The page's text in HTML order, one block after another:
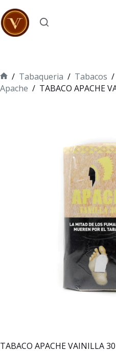
al
contenido
Inicio
/ Tabaqueria / Tabacos /
Apache / TABACO APACHE
TABACO APACHE VAINILLA